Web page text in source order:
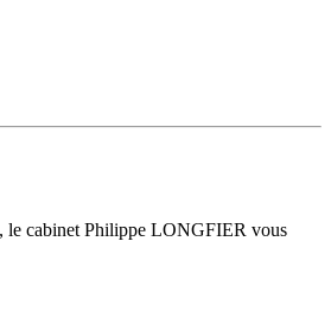
le cabinet Philippe LONGFIER vous